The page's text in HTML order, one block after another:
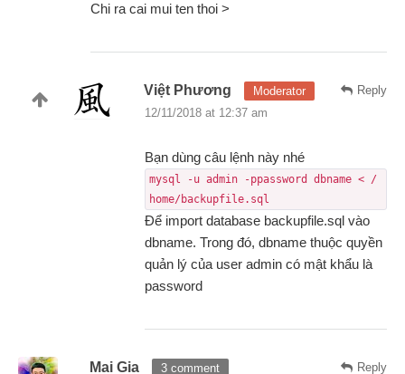
Chi ra cai mui ten thoi >
Reply
Việt Phương
Moderator
12/11/2018 at 12:37 am
Bạn dùng câu lệnh này nhé
mysql -u admin -ppassword dbname < /
home/backupfile.sql
Để import database backupfile.sql vào
dbname. Trong đó, dbname thuộc quyền
quản lý của user admin có mật khẩu là
password
Reply
Mai Gia
3 comment